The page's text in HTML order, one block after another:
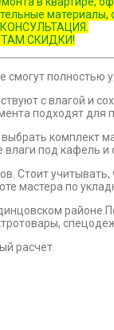
материалы,
СКИДКИ!
полностью
с влагой и
подходят
комплект
под кафель и
мастера по
расчет.